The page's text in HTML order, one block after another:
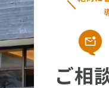
ご相